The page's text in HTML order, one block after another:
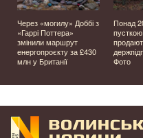
Через «могилу» Доббі з
«Гаррі Поттера»
змінили маршрут
енергопроєкту за £430
млн у Британії
Понад
Фото